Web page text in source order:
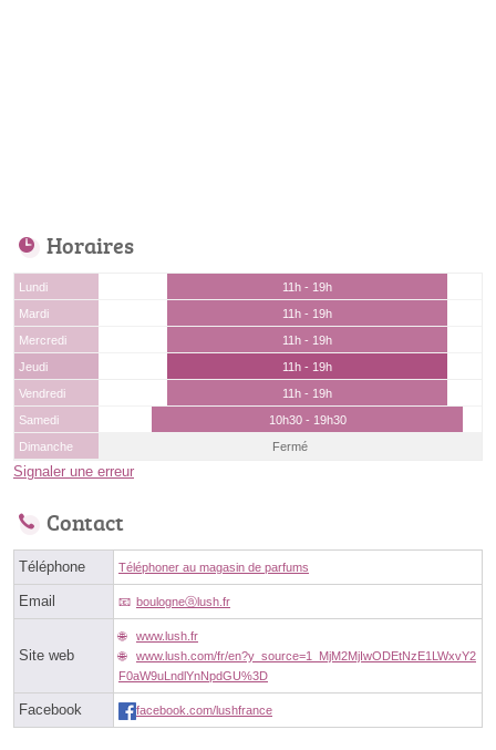
Horaires
Lundi
11h - 19h
Mardi
11h - 19h
Mercredi
11h - 19h
Jeudi
11h - 19h
Vendredi
11h - 19h
Samedi
10h30 - 19h30
Dimanche
Fermé
Signaler une erreur
Contact
Téléphone Téléphoner au magasin de parfums
Email boulogneⓐlush.fr
Site web
www.lush.fr
www.lush.com/fr/en?y_source=1_MjM2MjIwODEtNzE1LWxvY2
F0aW9uLndlYnNpdGU%3D
Facebook facebook.com/lushfrance